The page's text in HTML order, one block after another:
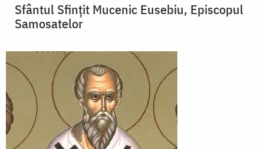
Sfântul Sfințit Mucenic Eusebiu, Episcopul
Samosatelor